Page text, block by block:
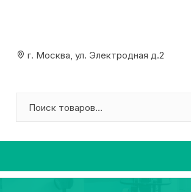
г. Москва, ул. Электродная д.2